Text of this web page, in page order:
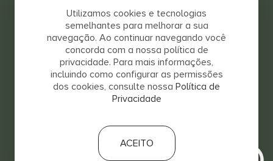
RELATÓRIO DE IGUALDADE SALARIAL
Utilizamos cookies e tecnologias
semelhantes para melhorar a sua
navegação. Ao continuar navegando você
concorda com a nossa política de
privacidade. Para mais informações,
incluindo como configurar as permissões
dos cookies, consulte nossa Política de
Privacidade
ACEITO